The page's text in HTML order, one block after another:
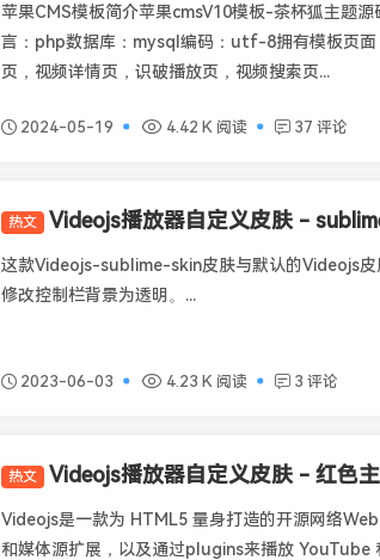
苹果CMS模板简介苹果cmsV10模板-茶杯狐主题
言：php数据库：mysql编码：utf-8拥有模板页面
页，视频详情页，识破播放页，视频搜索页...
2024-05-19 4.42 K 阅读 37 评论
Videojs
热文 Videojs播放器自定义皮肤 -
这款Videojs-sublime-skin皮肤与默认的Videojs皮
修改控制栏背景为透明。...
2023-06-03 4.23 K 阅读 3 评论
Videojs
热文 Videojs播放器自定义皮肤 - 红色
Videojs是一款为 HTML5 量身打造的开源网络
和媒体源扩展，以及通过plugins来播放 YouTube